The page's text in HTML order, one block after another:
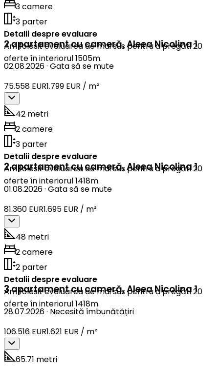
3 camere
3 parter
Detalii despre evaluare
Am folosit evaluarea de mai sus pentru a pregăti 20
oferte în interiorul 1505m.
2 apartament cu cameră,Aleea Nicolina 1
02.08.2026· Gata să se mute
75.558 EUR1.799 EUR / m²
42 metri
2 camere
3 parter
Detalii despre evaluare
Am folosit evaluarea de mai sus pentru a pregăti 20
oferte în interiorul 1418m.
2 apartament cu cameră,Aleea Nicolina 1
01.08.2026· Gata să se mute
81.360 EUR1.695 EUR / m²
48 metri
2 camere
2 parter
Detalii despre evaluare
Am folosit evaluarea de mai sus pentru a pregăti 20
oferte în interiorul 1418m.
3 apartament cu cameră,Aleea Nicolina 1
28.07.2026· Necesită îmbunătățiri
106.516 EUR1.621 EUR / m²
65.71 metri